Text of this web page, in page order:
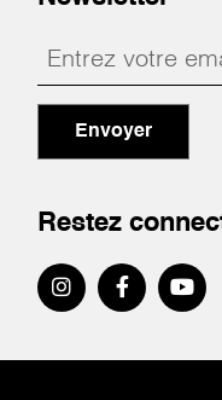
Envoyer
Restez